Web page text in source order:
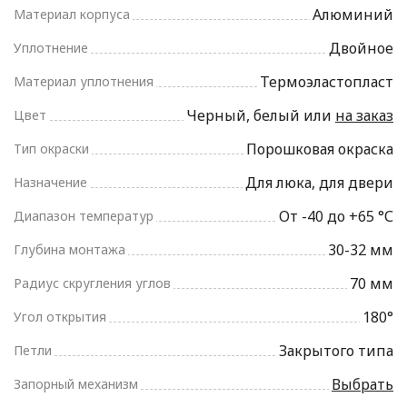
Материал корпуса Алюминий
Уплотнение Двойное
Материал уплотнения Термоэластопласт
Цвет Черный, белый или на заказ
Тип окраски Порошковая окраска
Назначение Для люка, для двери
Диапазон температур От -40 до +65 °С
Глубина монтажа 30-32 мм
Радиус скругления углов 70 мм
Угол открытия 180°
Петли Закрытого типа
Запорный механизм Выбрать